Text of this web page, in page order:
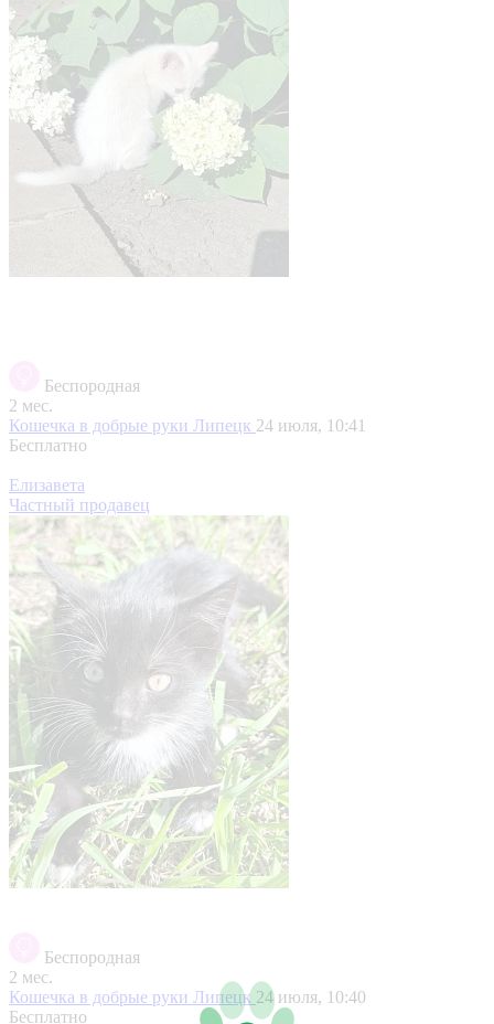
Беспородная
2 мес.
Кошечка в добрые руки Липецк 24 июля, 10:41
Бесплатно
Елизавета
Частный продавец
Беспородная
2 мес.
Кошечка в добрые руки Липецк 24 июля, 10:40
Бесплатно